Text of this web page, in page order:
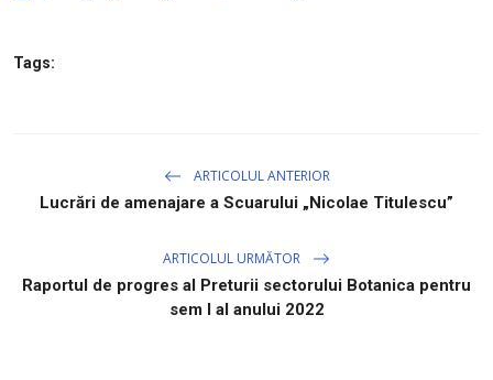
Tags:
ARTICOLUL ANTERIOR
Lucrări de amenajare a Scuarului „Nicolae Titulescu”
ARTICOLUL URMĂTOR
Raportul de progres al Preturii sectorului Botanica pentru
sem I al anului 2022